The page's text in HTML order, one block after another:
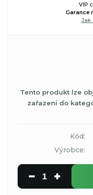
VIP
Garance
Jak
Tento produkt lze
zařazení do
Kód:
Výrobce: